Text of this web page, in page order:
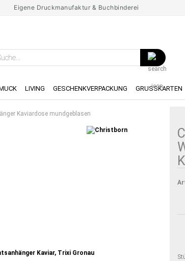
Eigene Druckmanufaktur & Buchbinderei
Suche...
LIVING GESCHENKVERPACKUNG GRUSSKARTEN
Kaviardose mundgeblasen